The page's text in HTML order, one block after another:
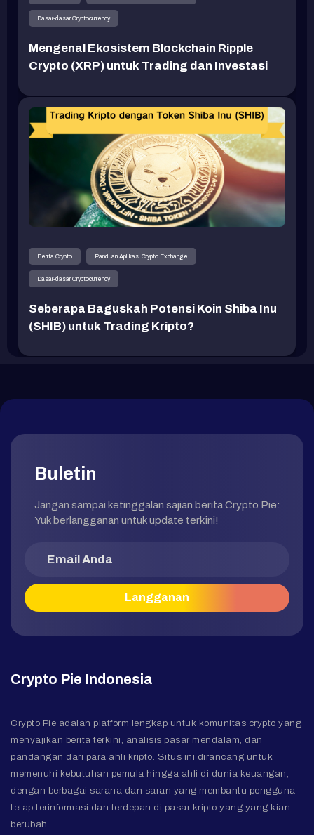
Dasar-dasar Cryptocurrency
Mengenal Ekosistem Blockchain Ripple
Crypto (XRP) untuk Trading dan Investasi
Berita Crypto Panduan Aplikasi Crypto Exchange
Dasar-dasar Cryptocurrency
Seberapa Baguskah Potensi Koin Shiba Inu
(SHIB) untuk Trading Kripto?
Buletin
Jangan sampai ketinggalan sajian berita Crypto Pie:
Yuk berlangganan untuk update terkini!
Crypto Pie Indonesia
Crypto Pie adalah platform lengkap untuk komunitas crypto yang
menyajikan berita terkini, analisis pasar mendalam, dan
pandangan dari para ahli kripto. Situs ini dirancang untuk
memenuhi kebutuhan pemula hingga ahli di dunia keuangan,
dengan berbagai sarana dan saran yang membantu pengguna
tetap terinformasi dan terdepan di pasar kripto yang yang kian
berubah.